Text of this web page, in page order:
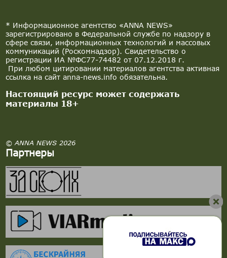
* Информационное агентство «ANNA NEWS»
зарегистрировано в Федеральной службе по надзору в
сфере связи, информационных технологий и массовых
коммуникаций (Роскомнадзор). Свидетельство о
регистрации ИА №ФС77-74482 от 07.12.2018 г.
При любом цитировании материалов агентства активная
ссылка на сайт anna-news.info обязательна.
Настоящий ресурс может содержать
материалы 18+
© ANNA NEWS 2026
Партнеры